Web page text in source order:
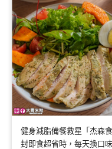
健身減脂備餐救星「杰森
封即食超省時，每天換口